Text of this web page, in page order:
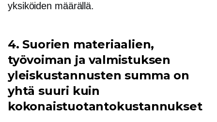
yksiköiden määrällä.
4. Suorien materiaalien,
työvoiman ja valmistuksen
yleiskustannusten summa on
yhtä suuri kuin
kokonaistuotantokustannukset